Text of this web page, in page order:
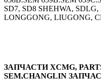
SD7, SD8 SHEHWA,
LONGGONG, LIUGONG,
ЗАПЧАСТИ XCMG,
SEM,CHANGLIN